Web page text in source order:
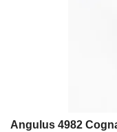
Angulus 4982